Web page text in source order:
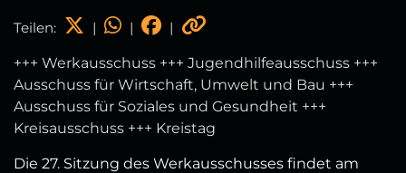
Teilen: | | |
+++ Werkausschuss +++ Jugendhilfeausschuss +++
Ausschuss für Wirtschaft, Umwelt und Bau +++
Ausschuss für Soziales und Gesundheit +++
Kreisausschuss +++ Kreistag
Die 27. Sitzung des Werkausschusses findet am